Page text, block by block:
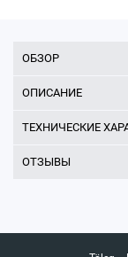
ОБЗОР
ОПИСАНИЕ
ТЕХНИЧЕСКИЕ
ОТЗЫВЫ